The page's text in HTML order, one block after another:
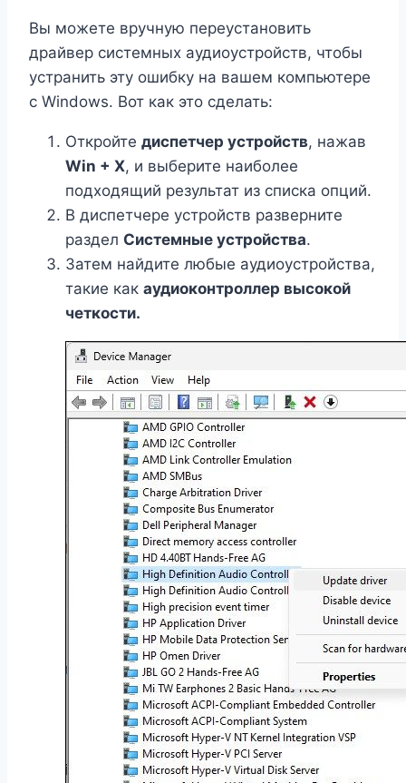
Вы можете вручную переустановить
драйвер системных аудиоустройств, чтобы
устранить эту ошибку на вашем компьютере
с Windows. Вот как это сделать:
Откройте диспетчер устройств, нажав
Win + X, и выберите наиболее
подходящий результат из списка опций.
В диспетчере устройств разверните
раздел Системные устройства.
Затем найдите любые аудиоустройства,
такие как аудиоконтроллер высокой
четкости.